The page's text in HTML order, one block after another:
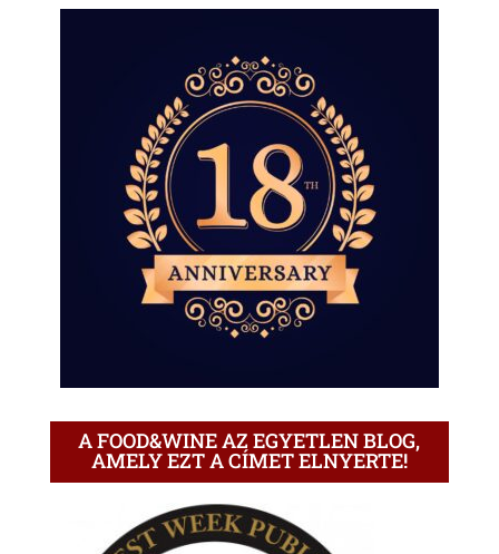
A FOOD&WINE AZ EGYETLEN BLOG,
AMELY EZT A CÍMET ELNYERTE!